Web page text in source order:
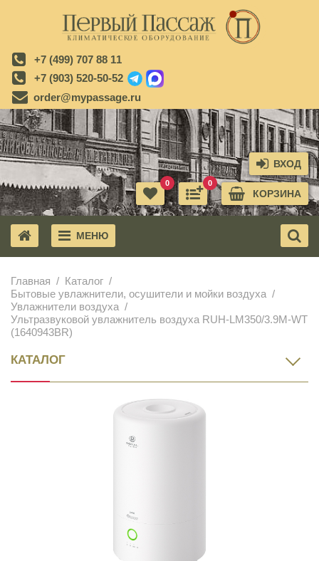
+7 (499) 707 88 11
+7 (903) 520-50-52
order@mypassage.ru
ВХОД
КОРЗИНА
0
0
МЕНЮ
Главная
Каталог
Бытовые увлажнители, осушители и мойки воздуха
Увлажнители воздуха
Ультразвуковой увлажнитель воздуха RUH-LM350/3.9M-WT
(1640943BR)
КАТАЛОГ